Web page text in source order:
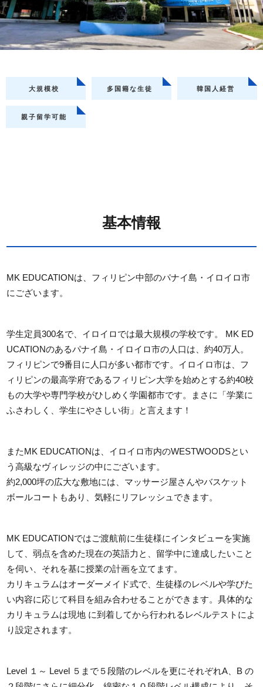
大規模校 多国籍な生徒 韓国人経営
親子留学可能
基本情報
MK EDUCATIONは、フィリピン中部のパナイ島・イロイロ市
にございます。
学生定員300名で、イロイロでは最大規模の学校です。 MK ED
UCATIONのあるパナイ島・イロイロ市の人口は、約40万人。
フィリピンで9番目に人口が多い都市です。イロイロ市は、フ
ィリピンの最高学府であるフィリピン大学を始めとする約40校
もの大学や専門学校がひしめく学園都市です。まさに「学業に
ふさわしく、学生にやさしい街」と言えます！
またMK EDUCATIONは、イロイロ市内のWESTWOODSとい
う高級なヴィレッジの中にございます。
約2,000坪の広大な敷地には、マッサージ屋さんやバスケット
ボールコートもあり、気軽にリフレッシュできます。
MK EDUCATIONではご渡航前に生徒様にインタビューを実施
して、弱点を含めた現在の英語力と、留学中に達成したいこと
を伺い、それを基に授業の計画を立てます。
カリキュラムはオーダーメイド式で、生徒様のレベルや学びた
い内容に応じて科目を組み合わせることができます。具体的な
カリキュラムは現地 に到着してから行われるレベルテストによ
り設定されます。
Level １～ Level ５まで５段階のレベルを更にそれぞれA、B の